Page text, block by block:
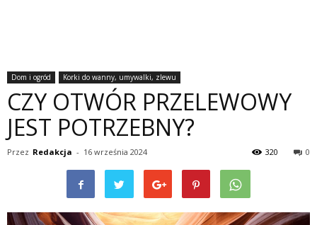
Dom i ogród Korki do wanny, umywalki, zlewu
CZY OTWÓR PRZELEWOWY
JEST POTRZEBNY?
Przez Redakcja - 16 września 2024 0
320